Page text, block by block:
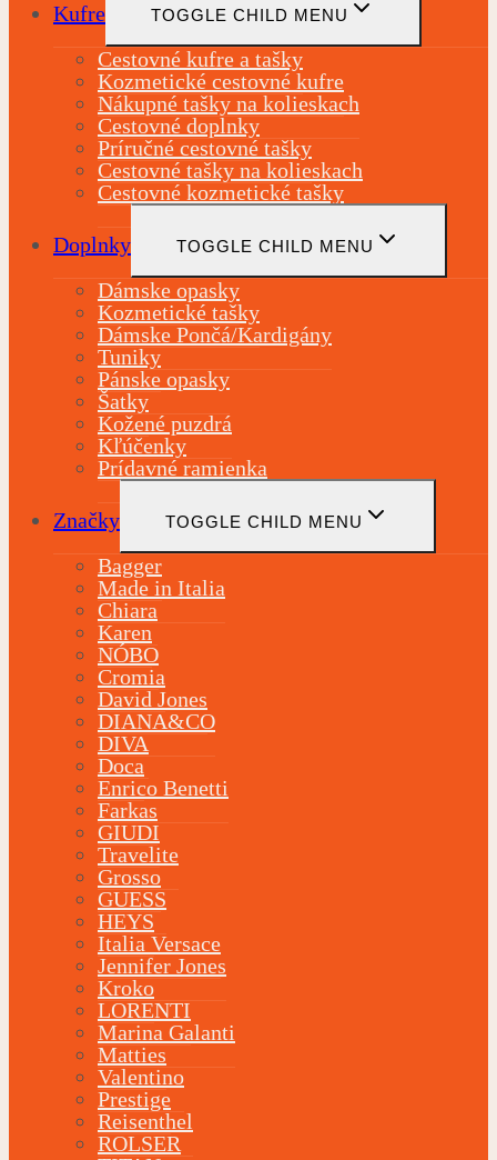
Kufre TOGGLE CHILD MENU
Cestovné kufre a tašky
Kozmetické cestovné kufre
Nákupné tašky na kolieskach
Cestovné doplnky
Príručné cestovné tašky
Cestovné tašky na kolieskach
Cestovné kozmetické tašky
Doplnky TOGGLE CHILD MENU
Dámske opasky
Kozmetické tašky
Dámske Pončá/Kardigány
Tuniky
Pánske opasky
Šatky
Kožené puzdrá
Kľúčenky
Prídavné ramienka
Značky TOGGLE CHILD MENU
Bagger
Made in Italia
Chiara
Karen
NÓBO
Cromia
David Jones
DIANA&CO
DIVA
Doca
Enrico Benetti
Farkas
GIUDI
Travelite
Grosso
GUESS
HEYS
Italia Versace
Jennifer Jones
Kroko
LORENTI
Marina Galanti
Matties
Valentino
Prestige
Reisenthel
ROLSER